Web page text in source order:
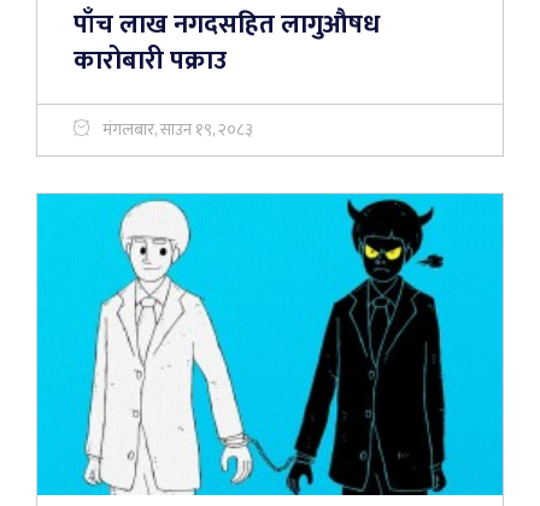
पाँच लाख नगदसहित लागुऔषध
कारोबारी पक्राउ
मंगलबार, साउन १९, २०८३